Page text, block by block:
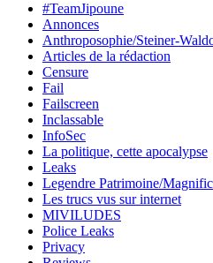
#TeamJipoune
Annonces
Anthroposophie/Steiner-
Articles de la rédaction
Censure
Fail
Failscreen
Inclassable
InfoSec
La politique, cette apocalypse
Leaks
Legendre Patrimoine/
Les trucs vus sur internet
MIVILUDES
Police Leaks
Privacy